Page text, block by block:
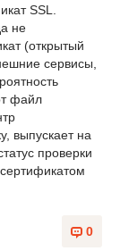
SSL.
не
(открытый
сервисы,
файл
выпускает на
проверки
0